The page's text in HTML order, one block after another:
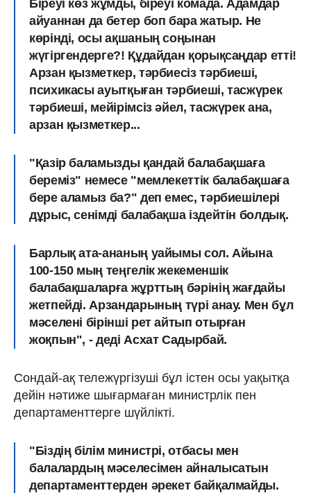
Біреуі көз жұмды, біреуі комада. Адамдар
айуаннан да бетер боп бара жатыр. Не
көрінді, осы ақшаның соңынан
жүгіргендерге?! Құдайдан қорықсаңдар етті!
Арзан қызметкер, тәрбиесіз тәрбиеші,
псиxикасы ауытқыған тәрбиеші, тасжүрек
тәрбиеші, мейірімсіз әйел, тасжүрек ана,
арзан қызметкер...
"Қазір баламызды қандай балабақшаға
береміз" немесе "мемлекеттік балабақшаға
бере аламыз ба?" деп емес, тәрбиешілері
дұрыс, сенімді балабақша іздейтін болдық.
Барлық ата-ананың уайымы сол. Айына
100-150 мың теңгелік жекеменшік
балабақшаларға жұрттың бәрінің жағдайы
жетпейді. Арзандарының түрі анау. Мен бұл
мәселені бірінші рет айтып отырған
жоқпын", - деді Асхат Садырбай.
Сондай-ақ тележүргізуші бұл істен осы уақытқа
дейін нәтиже шығармаған министрлік пен
департаменттерге шүйлікті.
"Біздің білім министрі, отбасы мен
балалардың мәселесімен айналысатын
департаменттерден әрекет байқалмайды.